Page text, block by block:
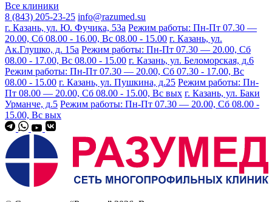
Все клиники
8 (843) 205-23-25 info@razumed.su
г. Казань, ул. Ю. Фучика, 53а Режим работы: Пн-Пт 07.30 —
20.00, Сб 08.00 - 16.00, Вс 08.00 - 15.00 г. Казань, ул.
Ак.Глушко, д. 15а Режим работы: Пн-Пт 07.30 — 20.00, Сб
08.00 - 17.00, Вс 08.00 - 15.00 г. Казань, ул. Беломорская, д.6
Режим работы: Пн-Пт 07.30 — 20.00, Сб 07.30 - 17.00, Вс
08.00 - 15.00 г. Казань, ул. Пушкина, д.25 Режим работы: Пн-
Пт 08.00 — 20.00, Сб 08.00 - 15.00, Вс вых г. Казань, ул. Баки
Урманче, д.5 Режим работы: Пн-Пт 07.30 — 20.00, Сб 08.00 -
15.00, Вс вых